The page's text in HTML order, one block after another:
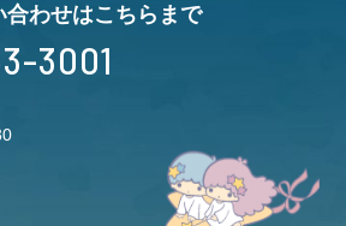
合わせはこちらまで
3001